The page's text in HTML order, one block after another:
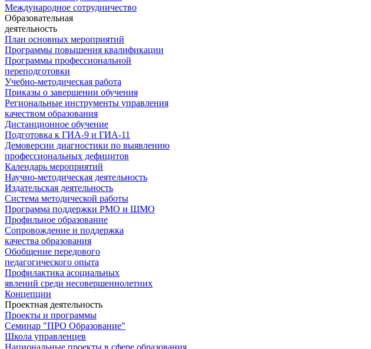
Международное сотрудничество
Образовательная
деятельность
План основных мероприятий
Программы повышения квалификации
Программы профессиональной
переподготовки
Учебно-методическая работа
Приказы о завершении обучения
Региональные инструменты управления
качеством образования
Дистанционное обучение
Подготовка к ГИА-9 и ГИА-11
Демоверсии диагностики по выявлению
профессиональных дефицитов
Календарь мероприятий
Научно-методическая деятельность
Издательская деятельность
Система методической работы
Программа поддержки РМО и ШМО
Профильное образование
Сопровождение и поддержка
качества образования
Обобщение передового
педагогического опыта
Профилактика асоциальных
явлений среди несовершеннолетних
Концепции
Проектная деятельность
Проекты и программы
Семинар "ПРО Образование"
Школа управленцев
Национальные проекты в сфере образования